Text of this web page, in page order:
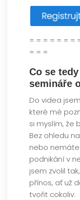
= = = = = = =
= = =
Co se
semináře
Do videa
které mé
si myslím, že
Bez ohledu
nebo
podnikání v
jsem zvolil
přínos, ať už
tvořit cokoliv.